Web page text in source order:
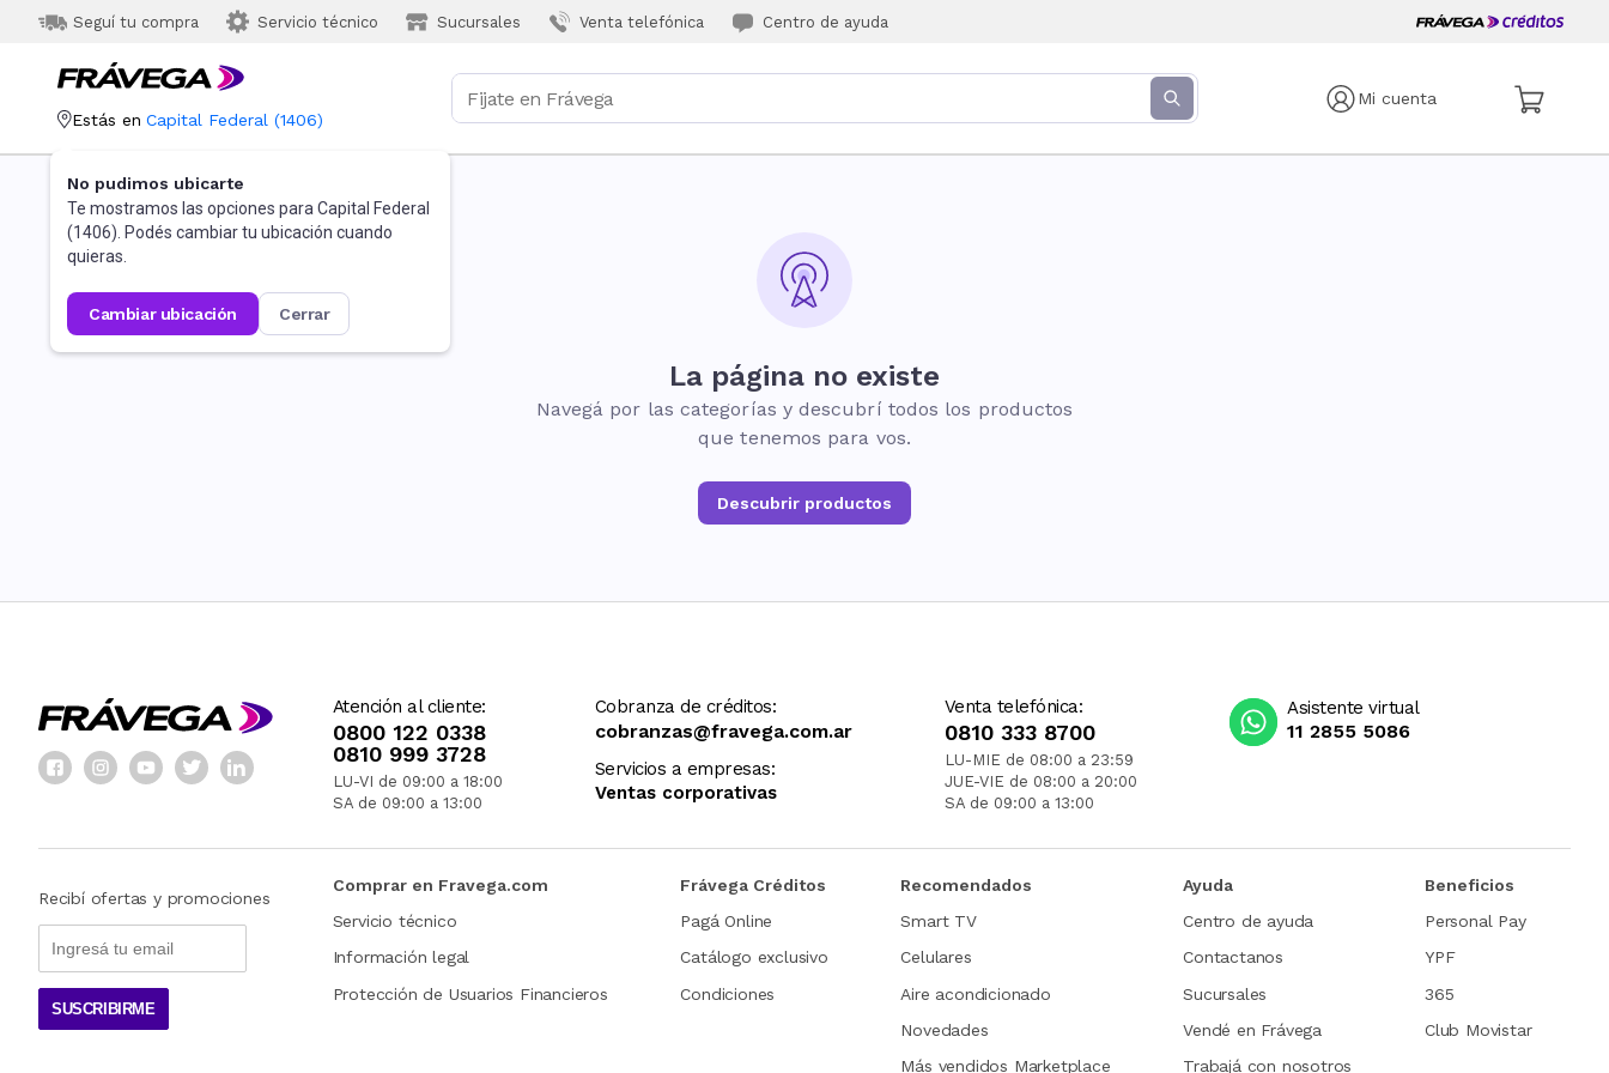
Seguí tu compra Servicio técnico Sucursales Venta telefónica Centro de ayuda
Mi cuenta
Estás en Capital Federal (1406)
No pudimos ubicarte
Te mostramos las opciones para Capital Federal
(1406). Podés cambiar tu ubicación cuando
quieras.
cambiar ubicación cerrar
La página no existe
Navegá por las categorías y descubrí todos los productos
que tenemos para vos.
Descubrir productos
Atención al cliente:
0800 122 0338
0810 999 3728
LU-VI de 09:00 a 18:00
SA de 09:00 a 13:00
Cobranza de créditos:
cobranzas@fravega.com.ar
Servicios a empresas:
Ventas corporativas
Venta telefónica:
0810 333 8700
LU-MIE de 08:00 a 23:59
JUE-VIE de 08:00 a 20:00
SA de 09:00 a 13:00
Asistente virtual
11 2855 5086
Recibí ofertas y promociones
SUSCRIBIRME
Comprar en Fravega.com
Servicio técnico
Información legal
Protección de Usuarios Financieros
Frávega Créditos
Pagá Online
Catálogo exclusivo
Condiciones
Recomendados
Smart TV
Celulares
Aire acondicionado
Novedades
Más vendidos Marketplace
Ayuda
Centro de ayuda
Contactanos
Sucursales
Vendé en Frávega
Trabajá con nosotros
Beneficios
Personal Pay
YPF
365
Club Movistar